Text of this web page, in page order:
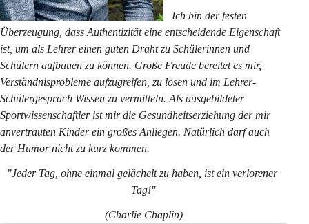
Ich bin der festen
Überzeugung, dass Authentizität eine entscheidende Eigenschaft
ist, um als Lehrer einen guten Draht zu Schülerinnen und
Schülern aufbauen zu können. Große Freude bereitet es mir,
Verständnisprobleme aufzugreifen, zu lösen und im Lehrer-
Schülergespräch Wissen zu vermitteln. Als ausgebildeter
Sportwissenschaftler ist mir die Gesundheitserziehung der mir
anvertrauten Kinder ein großes Anliegen. Natürlich darf auch
der Humor nicht zu kurz kommen.
"Jeder Tag, ohne einmal gelächelt zu haben, ist ein verlorener
Tag!"
(Charlie Chaplin)